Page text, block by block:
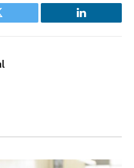
LinkedIn